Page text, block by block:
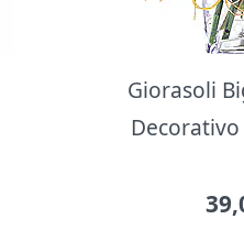
Giorasoli